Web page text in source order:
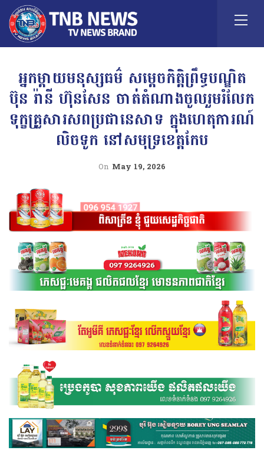
អ្នកម្តាយមនុស្សធម៌ សម្តេចកិត្តិព្រឹទ្ធបណ្ឌិត
ប៊ុន រ៉ានី ហ៊ុនសែន ចាត់តំណាងចូលរួមរំលែក
ទុក្ខគ្រួសារសពប្រជានេសាទ ក្នុងហេតុការណ៍
លិចទូក នៅសមុទ្រខេត្តកែប
On May 19, 2026